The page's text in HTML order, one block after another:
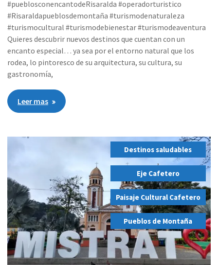
#pueblosconencantodeRisaralda #operadorturistico
#Risaraldapueblosdemontaña #turismodenaturaleza
#turismocultural #turismodebienestar #turismodeaventura
Quieres descubrir nuevos destinos que cuentan con un
encanto especial… ya sea por el entorno natural que los
rodea, lo pintoresco de su arquitectura, su cultura, su
gastronomía,
Leer mas
Destinos saludables
,
Eje Cafetero
,
Paisaje Cultural Cafetero
,
Pueblos de Montaña